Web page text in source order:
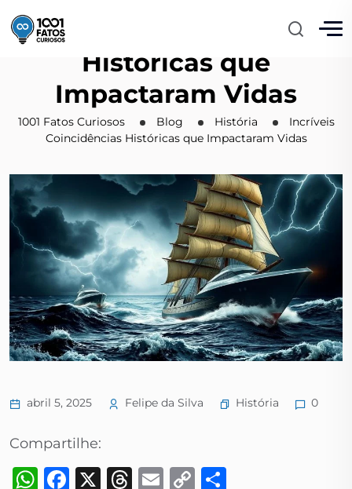
Incríveis Coincidências
Históricas que
Impactaram Vidas
1001 Fatos Curiosos Blog História
Incríveis
Coincidências Históricas que Impactaram Vidas
abril 5, 2025 Felipe da Silva História 0
Compartilhe:
WhatsApp
Facebook
X Threads
Email
Copy